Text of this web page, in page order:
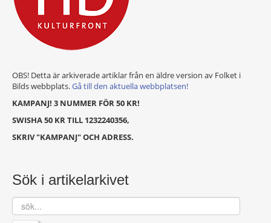
OBS! Detta är arkiverade artiklar från en äldre version av Folket i
Bilds webbplats.Gå till den aktuella webbplatsen!
KAMPANJ! 3 NUMMER FÖR 50 KR!
SWISHA 50 KR TILL 1232240356,
SKRIV "KAMPANJ" OCH ADRESS.
Sök i artikelarkivet
sök...